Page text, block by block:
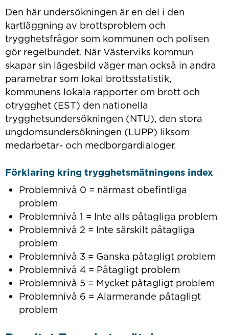
Den här undersökningen är en del i den
kartläggning av brottsproblem och
trygghetsfrågor som kommunen och polisen
gör regelbundet. När Västerviks kommun
skapar sin lägesbild väger man också in andra
parametrar som lokal brottsstatistik,
kommunens lokala rapporter om brott och
otrygghet (EST) den nationella
trygghetsundersökningen (NTU), den stora
ungdomsundersökningen (LUPP) liksom
medarbetar- och medborgardialoger.
Förklaring kring trygghetsmätningens index
Problemnivå 0 = närmast obefintliga
problem
Problemnivå 1 = Inte alls påtagliga problem
Problemnivå 2 = Inte särskilt påtagliga
problem
Problemnivå 3 = Ganska påtagligt problem
Problemnivå 4 = Påtagligt problem
Problemnivå 5 = Mycket påtagligt problem
Problemnivå 6 = Alarmerande påtagligt
problem